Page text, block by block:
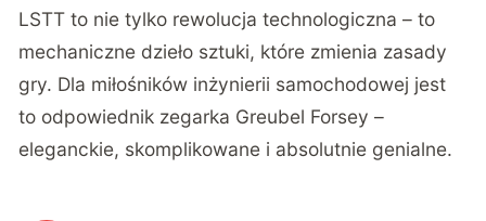
LSTT to nie tylko rewolucja technologiczna – to
mechaniczne dzieło sztuki, które zmienia zasady
gry. Dla miłośników inżynierii samochodowej jest
to odpowiednik zegarka Greubel Forsey –
eleganckie, skomplikowane i absolutnie genialne.